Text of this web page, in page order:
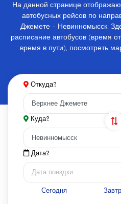
На данной странице
автобусных рейсов по
Джемете - Невинномысск.
расписание автобусов (время
время в пути), посмотреть
Откуда?
Куда?
Дата?
Сегодня